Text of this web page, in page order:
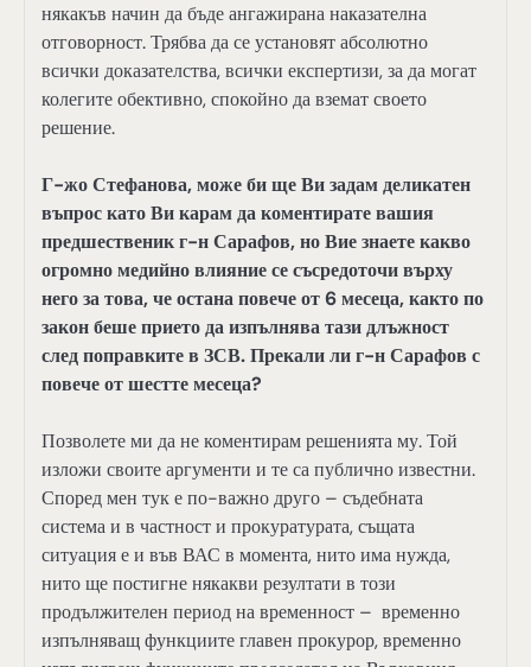
някакъв начин да бъде ангажирана наказателна
отговорност. Трябва да се установят абсолютно
всички доказателства, всички експертизи, за да могат
колегите обективно, спокойно да вземат своето
решение.
Г-жо Стефанова, може би ще Ви задам деликатен
въпрос като Ви карам да коментирате вашия
предшественик г-н Сарафов, но Вие знаете какво
огромно медийно влияние се съсредоточи върху
него за това, че остана повече от 6 месеца, както по
закон беше прието да изпълнява тази длъжност
след поправките в ЗСВ. Прекали ли г-н Сарафов с
повече от шестте месеца?
Позволете ми да не коментирам решенията му. Той
изложи своите аргументи и те са публично известни.
Според мен тук е по-важно друго – съдебната
система и в частност и прокуратурата, същата
ситуация е и във ВАС в момента, нито има нужда,
нито ще постигне някакви резултати в този
продължителен период на временност – временно
изпълняващ функциите главен прокурор, временно